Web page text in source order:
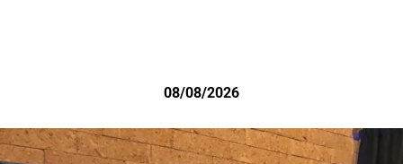
08/08/2026